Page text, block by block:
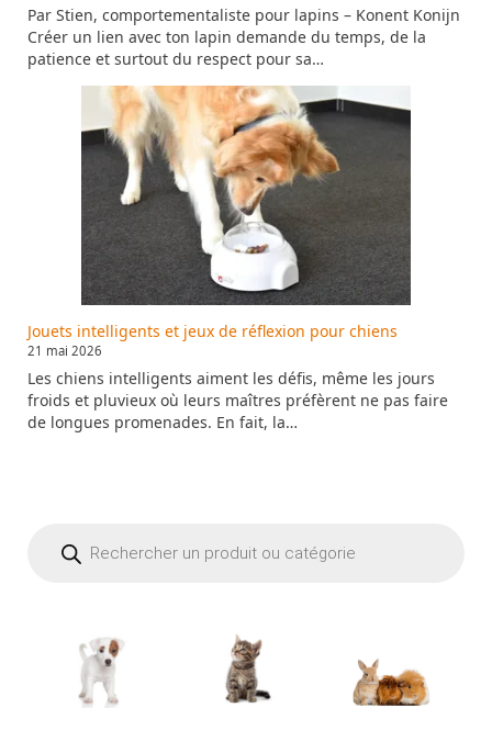
Par Stien, comportementaliste pour lapins – Konent Konijn
Créer un lien avec ton lapin demande du temps, de la
patience et surtout du respect pour sa…
Jouets intelligents et jeux de réflexion pour chiens
21 mai 2026
Les chiens intelligents aiment les défis, même les jours
froids et pluvieux où leurs maîtres préfèrent ne pas faire
de longues promenades. En fait, la…
produits